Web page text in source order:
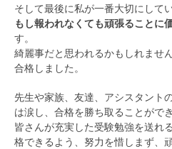
そして最後に私が一番大切にして
もし報われなくても頑張ることに
す。
綺麗事だと思われるかもしれませ
合格しました。
先生や家族、友達、アシスタント
は涙し、合格を勝ち取ることがで
皆さんが充実した受験勉強を送れ
格できるよう、努力を惜しまず、